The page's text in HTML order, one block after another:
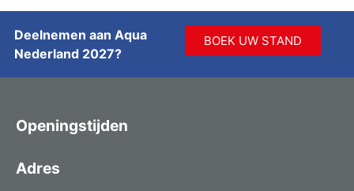
Deelnemen aan Aqua
Nederland 2027?
BOEK UW STAND
Openingstijden
Adres